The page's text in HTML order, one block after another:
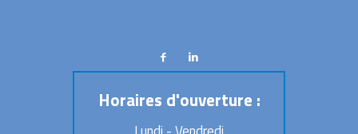
Horaires d'ouverture :